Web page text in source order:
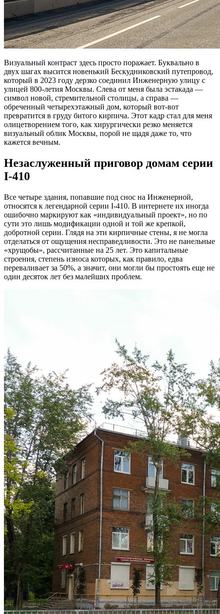
Визуальный контраст здесь просто поражает. Буквально в
двух шагах высится новенький Бескудниковский путепровод,
который в 2023 году дерзко соединил Инженерную улицу с
улицей 800-летия Москвы. Слева от меня была эстакада —
символ новой, стремительной столицы, а справа —
обреченный четырехэтажный дом, который вот-вот
превратится в груду битого кирпича. Этот кадр стал для меня
олицетворением того, как хирургически резко меняется
визуальный облик Москвы, порой не щадя даже то, что
кажется вечным.
Незаслуженный приговор домам серии
I-410
Все четыре здания, попавшие под снос на Инженерной,
относятся к легендарной серии I-410. В интернете их иногда
ошибочно маркируют как «индивидуальный проект», но по
сути это лишь модификации одной и той же крепкой,
добротной серии. Глядя на эти кирпичные стены, я не могла
отделаться от ощущения несправедливости. Это не панельные
«хрущобы», рассчитанные на 25 лет. Это капитальные
строения, степень износа которых, как правило, едва
переваливает за 50%, а значит, они могли бы простоять еще не
один десяток лет без малейших проблем.